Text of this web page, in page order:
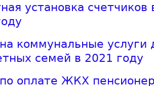
установка счетчиков
коммунальные услуги
семей в 2021 году
оплате ЖКХ